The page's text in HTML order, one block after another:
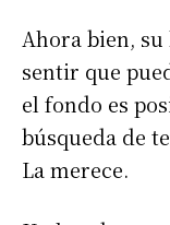
Ahora bien,
sentir que
el fondo es
búsqueda de
La merece.